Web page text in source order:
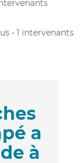
• 1 intervenants
a
à